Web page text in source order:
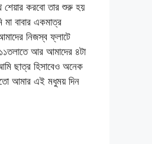
শেয়ার করবো তার শুরু হয়
বাবার একমাত্র
নিজস্ব ফ্লাটে
আর আমাদের ৪টা
ছাত্র হিসাবেও অনেক
আমার এই মধুময় দিন